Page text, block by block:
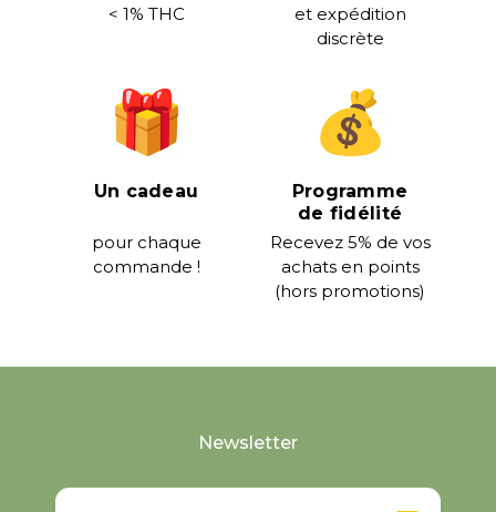
< 1% THC
et expédition
discrète
Un cadeau
pour chaque
commande !
Programme
de fidélité
Recevez 5% de vos
achats en points
(hors promotions)
Newsletter